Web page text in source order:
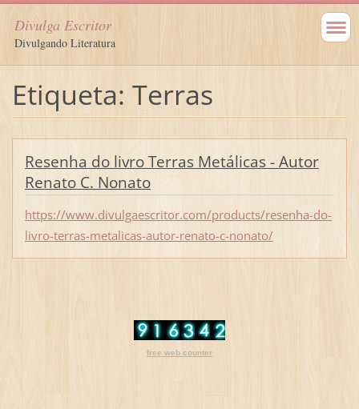
Divulga Escritor
Divulgando Literatura
Etiqueta: Terras
Resenha do livro Terras Metálicas - Autor
Renato C. Nonato
https://www.divulgaescritor.com/products/resenha-do-
livro-terras-metalicas-autor-renato-c-nonato/
free web counter